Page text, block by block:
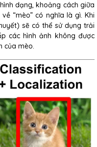
dạng, khoảng cách giữa
“mèo” có nghĩa là gì. Khi
sẽ có thể sử dụng trải
các hình ảnh không được
của mèo.